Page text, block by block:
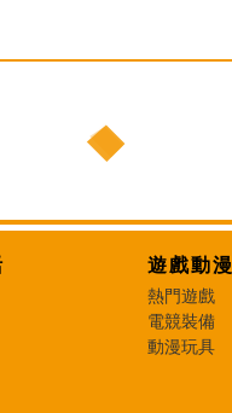
遊戲動漫
熱門遊戲
電競裝備
動漫玩具